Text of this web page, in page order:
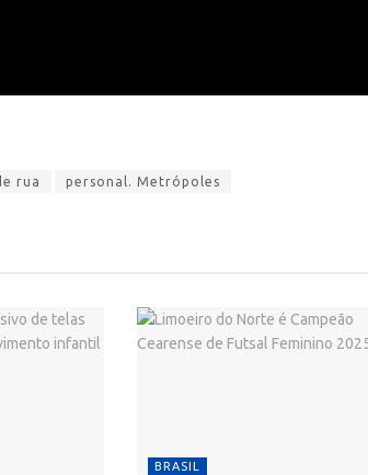
rua personal. Metrópoles
BRASIL